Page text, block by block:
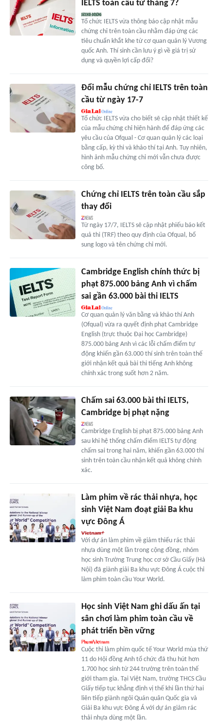
IELTS toàn cầu từ tháng 7?
Tổ chức IELTS vừa thông báo cập nhật mẫu
chứng chỉ trên toàn cầu nhằm đáp ứng các
tiêu chuẩn khắt khe từ cơ quan quản lý Vương
quốc Anh. Thí sinh cần lưu ý gì về giá trị sử
dụng và quyền lợi cấp đổi?
Đổi mẫu chứng chỉ IELTS trên toàn
cầu từ ngày 17-7
Tổ chức IELTS vừa cho biết sẽ cập nhật thiết kế
của mẫu chứng chỉ hiện hành để đáp ứng các
yêu cầu của Ofqual - Cơ quan quản lý các loại
bằng cấp, kỳ thi và khảo thí tại Anh. Tuy nhiên,
hình ảnh mẫu chứng chỉ mới vẫn chưa được
công bố.
Chứng chỉ IELTS trên toàn cầu sắp
thay đổi
Từ ngày 17/7, IELTS sẽ cập nhật phiếu báo kết
quả thi (TRF) theo quy định của Ofqual, bổ
sung logo và tên chứng chỉ mới.
Cambridge English chính thức bị
phạt 875.000 bảng Anh vì chấm
sai gần 63.000 bài thi IELTS
Cơ quan quản lý văn bằng và khảo thí Anh
(Ofqual) vừa ra quyết định phạt Cambridge
English (trực thuộc Đại học Cambridge)
875.000 bảng Anh vì các lỗi chấm điểm tự
động khiến gần 63.000 thí sinh trên toàn thế
giới nhận kết quả bài thi tiếng Anh không
chính xác trong suốt hơn 2 năm.
Chấm sai 63.000 bài thi IELTS,
Cambridge bị phạt nặng
Cambridge English bị phạt 875.000 bảng Anh
sau khi hệ thống chấm điểm IELTS tự động
chấm sai trong hai năm, khiến gần 63.000 thí
sinh trên toàn cầu nhận kết quả không chính
xác.
Làm phim về rác thải nhựa, học
sinh Việt Nam đoạt giải Ba khu
vực Đông Á
Với dự án làm phim về giảm thiểu rác thải
nhựa dùng một lần trong cộng đồng, nhóm
học sinh Trường Trung học cơ sở Cầu Giấy (Hà
Nội) đã giành giải Ba khu vực Đông Á cuộc thi
làm phim toàn cầu Your World.
Học sinh Việt Nam ghi dấu ấn tại
sân chơi làm phim toàn cầu về
phát triển bền vững
Cuộc thi làm phim quốc tế Your World mùa thứ
11 do Hội đồng Anh tổ chức đã thu hút hơn
1.700 học sinh từ 244 trường trên toàn thế
giới tham gia. Tại Việt Nam, trường THCS Cầu
Giấy tiếp tục khẳng định vị thế khi lần thứ hai
liên tiếp giành ngôi Quán quân Quốc gia và
Giải Ba khu vực Đông Á với dự án giảm rác
thải nhựa dùng một lần.